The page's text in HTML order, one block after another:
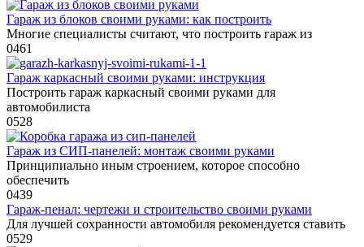
Гараж из блоков своими руками: как построить
Многие специалисты считают, что построить гараж из
0461
Гараж каркасный своими руками: инструкция
Построить гараж каркасный своими руками для
автомобилиста
0528
Гараж из СИП-панелей: монтаж своими руками
Принципиально иным строением, которое способно
обеспечить
0439
Гараж-пенал: чертежи и строительство своими руками
Для лучшей сохранности автомобиля рекомендуется ставить
0529